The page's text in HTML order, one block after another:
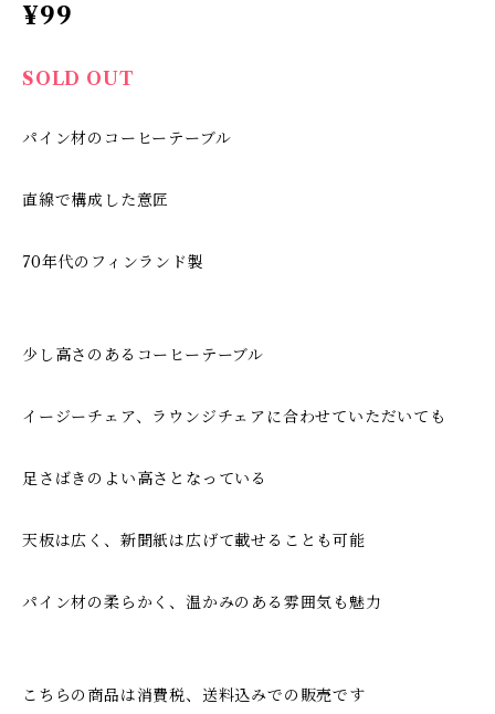
¥99
SOLD OUT
パイン材のコーヒーテーブル
直線で構成した意匠
70年代のフィンランド製
少し高さのあるコーヒーテーブル
イージーチェア、ラウンジチェアに合わせていただいても
足さばきのよい高さとなっている
天板は広く、新聞紙は広げて載せることも可能
パイン材の柔らかく、温かみのある雰囲気も魅力
こちらの商品は消費税、送料込みでの販売です